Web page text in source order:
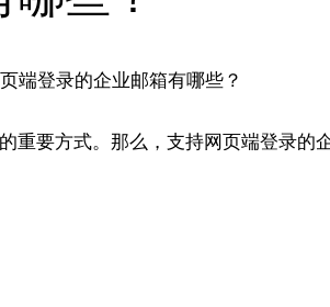
重要方式。那么，支持网页端登录的